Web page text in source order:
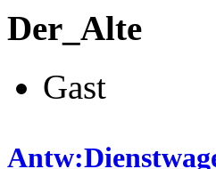
Der_Alte
Gast